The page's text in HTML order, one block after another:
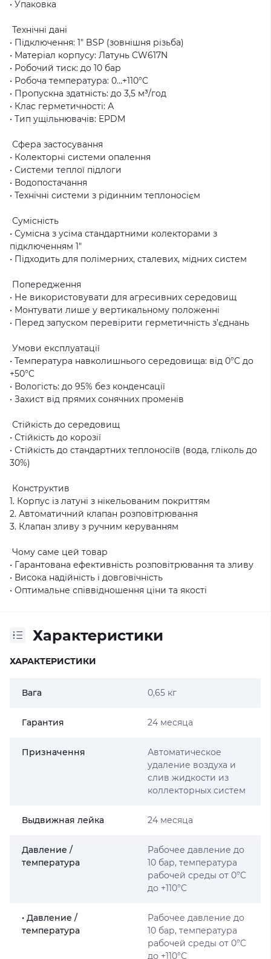
• Упаковка
Технічні дані
• Підключення: 1″ BSP (зовнішня різьба)
• Матеріал корпусу: Латунь CW617N
• Робочий тиск: до 10 бар
• Робоча температура: 0…+110°C
• Пропускна здатність: до 3,5 м³/год
• Клас герметичності: А
• Тип ущільнювачів: EPDM
Сфера застосування
• Колекторні системи опалення
• Системи теплої підлоги
• Водопостачання
• Технічні системи з рідинним теплоносієм
Сумісність
• Сумісна з усіма стандартними колекторами з
підключенням 1″
• Підходить для полімерних, сталевих, мідних систем
Попередження
• Не використовувати для агресивних середовищ
• Монтувати лише у вертикальному положенні
• Перед запуском перевірити герметичність з’єднань
Умови експлуатації
• Температура навколишнього середовища: від 0°C до
+50°C
• Вологість: до 95% без конденсації
• Захист від прямих сонячних променів
Стійкість до середовищ
• Стійкість до корозії
• Стійкість до стандартних теплоносіїв (вода, гліколь до
30%)
Конструктив
1. Корпус із латуні з нікельованим покриттям
2. Автоматичний клапан розповітрювання
3. Клапан зливу з ручним керуванням
Чому саме цей товар
• Гарантована ефективність розповітрювання та зливу
• Висока надійність і довговічність
• Оптимальне співвідношення ціни та якості
Характеристики
ХАРАКТЕРИСТИКИ
Вага 0,65 кг
Гарантия 24 месяца
Призначення
Автоматическое
удаление воздуха и
слив жидкости из
коллекторных систем
Выдвижная лейка 24 месяца
Давление /
температура
Рабочее давление до
10 бар, температура
рабочей среды от 0°C
до +110°C
• Давление /
температура
Рабочее давление до
10 бар, температура
рабочей среды от 0°C
до +110°C